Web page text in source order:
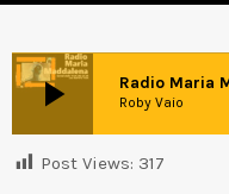
play_arrow Radio Maria
Roby Vaio
Post Views: 317